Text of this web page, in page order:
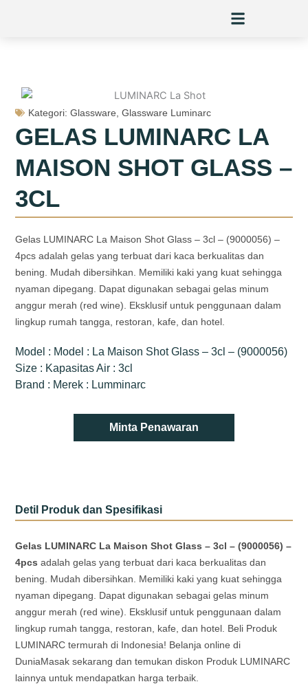
Kategori: Glassware ,Glassware Luminarc
GELAS LUMINARC LA
MAISON SHOT GLASS –
3CL
Gelas LUMINARC La Maison Shot Glass – 3cl – (9000056) –
4pcs adalah gelas yang terbuat dari kaca berkualitas dan
bening. Mudah dibersihkan. Memiliki kaki yang kuat sehingga
nyaman dipegang. Dapat digunakan sebagai gelas minum
anggur merah (red wine). Eksklusif untuk penggunaan dalam
lingkup rumah tangga, restoran, kafe, dan hotel.
Model : Model : La Maison Shot Glass – 3cl – (9000056)
Size : Kapasitas Air : 3cl
Brand : Merek : Lumminarc
Minta Penawaran
Detil Produk dan Spesifikasi
Gelas LUMINARC La Maison Shot Glass – 3cl – (9000056) –
4pcsadalah gelas yang terbuat dari kaca berkualitas dan
bening. Mudah dibersihkan. Memiliki kaki yang kuat sehingga
nyaman dipegang. Dapat digunakan sebagai gelas minum
anggur merah (red wine). Eksklusif untuk penggunaan dalam
lingkup rumah tangga, restoran, kafe, dan hotel. Beli Produk
LUMINARC termurah di Indonesia! Belanja online di
DuniaMasak sekarang dan temukan diskon Produk LUMINARC
lainnya untuk mendapatkan harga terbaik.